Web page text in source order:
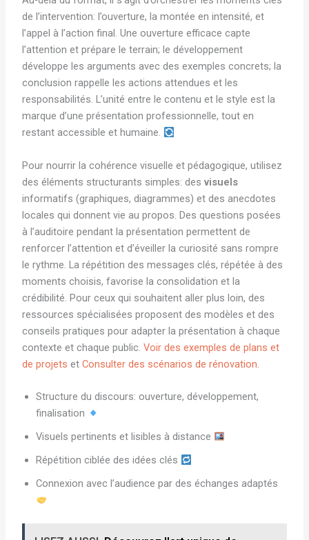
de l’intervention: l’ouverture, la montée en intensité, et
l’appel à l’action final. Une ouverture efficace capte
l’attention et prépare le terrain; le développement
développe les arguments avec des exemples concrets; la
conclusion rappelle les actions attendues et les
responsabilités. L’unité entre le contenu et le style est la
marque d’une présentation professionnelle, tout en
restant accessible et humaine.
Pour nourrir la cohérence visuelle et pédagogique, utilisez
des éléments structurants simples: des visuels
informatifs (graphiques, diagrammes) et des anecdotes
locales qui donnent vie au propos. Des questions posées
à l’auditoire pendant la présentation permettent de
renforcer l’attention et d’éveiller la curiosité sans rompre
le rythme. La répétition des messages clés, répétée à des
moments choisis, favorise la consolidation et la
crédibilité. Pour ceux qui souhaitent aller plus loin, des
ressources spécialisées proposent des modèles et des
conseils pratiques pour adapter la présentation à chaque
contexte et chaque public. Voir des exemples de plans et
de projets et Consulter des scénarios de rénovation.
Structure du discours: ouverture, développement,
finalisation
Visuels pertinents et lisibles à distance
Répétition ciblée des idées clés
Connexion avec l’audience par des échanges adaptés